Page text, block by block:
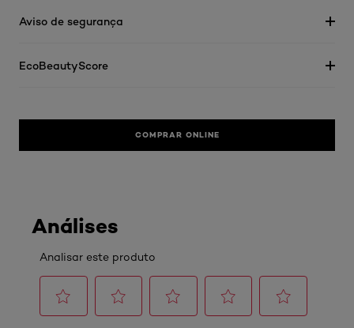
Aviso de segurança
EcoBeautyScore
COMPRAR ONLINE